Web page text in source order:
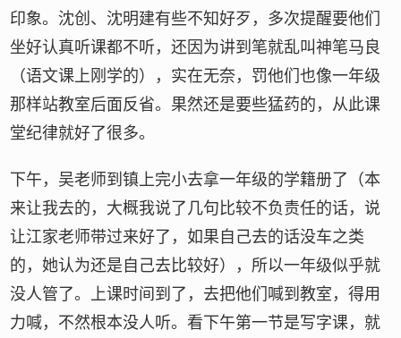
印象。沈创、沈明建有些不知好歹，多次提醒要他们
坐好认真听课都不听，还因为讲到笔就乱叫神笔马良
（语文课上刚学的），实在无奈，罚他们也像一年级
那样站教室后面反省。果然还是要些猛药的，从此课
堂纪律就好了很多。
下午，吴老师到镇上完小去拿一年级的学籍册了（本
来让我去的，大概我说了几句比较不负责任的话，说
让江家老师带过来好了，如果自己去的话没车之类
的，她认为还是自己去比较好），所以一年级似乎就
没人管了。上课时间到了，去把他们喊到教室，得用
力喊，不然根本没人听。看下午第一节是写字课，就